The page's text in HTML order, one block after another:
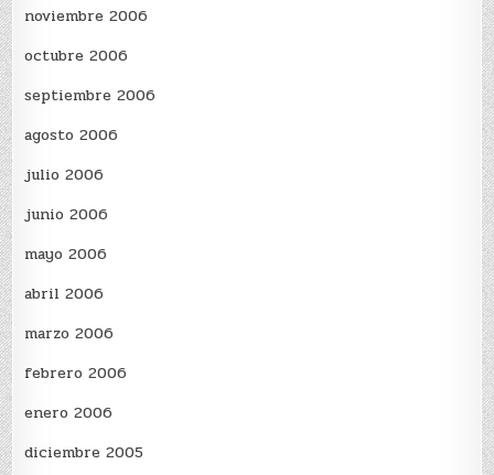
noviembre 2006
octubre 2006
septiembre 2006
agosto 2006
julio 2006
junio 2006
mayo 2006
abril 2006
marzo 2006
febrero 2006
enero 2006
diciembre 2005